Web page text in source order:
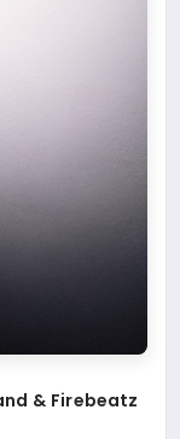
& Firebeatz